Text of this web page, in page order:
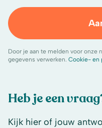
Heb je een
Kijk hier of jouw
Door je aan te melden voor onze
gegevens verwerken. Cookie- en